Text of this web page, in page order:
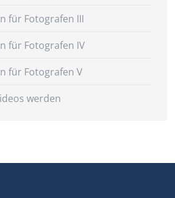
für Fotografen III
für Fotografen IV
für Fotografen V
werden